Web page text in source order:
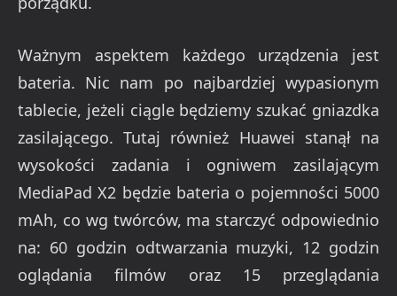
Ważnym aspektem każdego urządzenia jest
bateria. Nic nam po najbardziej wypasionym
tablecie, jeżeli ciągle będziemy szukać gniazdka
zasilającego. Tutaj również Huawei stanął na
wysokości zadania i ogniwem zasilającym
MediaPad X2 będzie bateria o pojemności 5000
mAh, co wg twórców, ma starczyć odpowiednio
na: 60 godzin odtwarzania muzyki, 12 godzin
oglądania filmów oraz 15 przeglądania